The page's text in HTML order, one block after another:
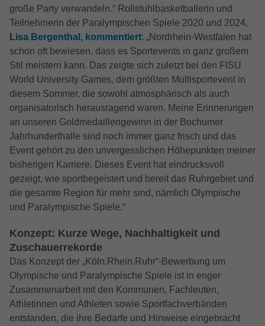
große Party verwandeln.“ Rollstuhlbasketballerin und
Teilnehmerin der Paralympischen Spiele 2020 und 2024,
Lisa Bergenthal, kommentiert: „Nordrhein-Westfalen hat
schon oft bewiesen, dass es Sportevents in ganz großem
Stil meistern kann. Das zeigte sich zuletzt bei den FISU
World University Games, dem größten Multisportevent in
diesem Sommer, die sowohl atmosphärisch als auch
organisatorisch herausragend waren. Meine Erinnerungen
an unseren Goldmedaillengewinn in der Bochumer
Jahrhunderthalle sind noch immer ganz frisch und das
Event gehört zu den unvergesslichen Höhepunkten meiner
bisherigen Karriere. Dieses Event hat eindrucksvoll
gezeigt, wie sportbegeistert und bereit das Ruhrgebiet und
die gesamte Region für mehr sind, nämlich Olympische
und Paralympische Spiele.“
Konzept: Kurze Wege, Nachhaltigkeit und
Zuschauerrekorde
Das Konzept der „Köln.Rhein.Ruhr“-Bewerbung um
Olympische und Paralympische Spiele ist in enger
Zusammenarbeit mit den Kommunen, Fachleuten,
Athletinnen und Athleten sowie Sportfachverbänden
entstanden, die ihre Bedarfe und Hinweise eingebracht